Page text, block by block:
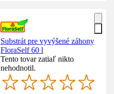
Substrát pre vyvýšené záhony
FloraSelf 60 l
Tento tovar zatiaľ nikto
nehodnotil.